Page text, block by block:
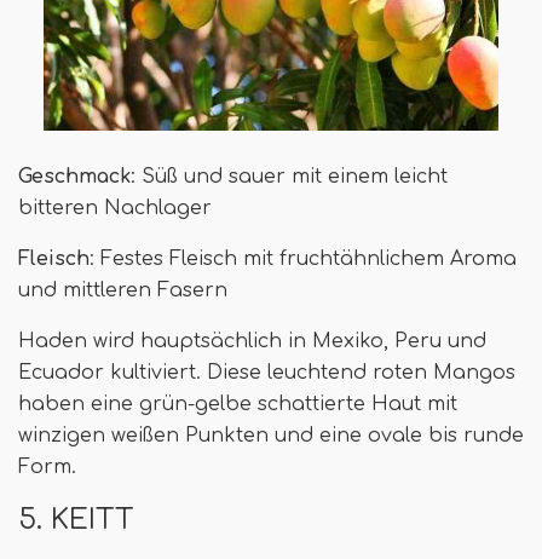
Geschmack: Süß und sauer mit einem leicht
bitteren Nachlager
Fleisch: Festes Fleisch mit fruchtähnlichem Aroma
und mittleren Fasern
Haden wird hauptsächlich in Mexiko, Peru und
Ecuador kultiviert. Diese leuchtend roten Mangos
haben eine grün-gelbe schattierte Haut mit
winzigen weißen Punkten und eine ovale bis runde
Form.
5. KEITT